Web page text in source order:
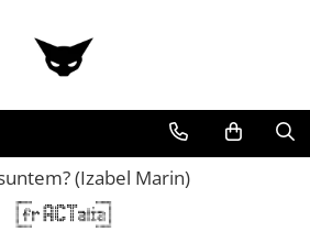
(Izabel Marin)